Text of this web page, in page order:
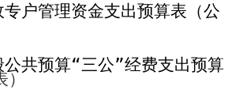
专户管理资金支出预算表（公
公共预算“三公”经费支出预算
）